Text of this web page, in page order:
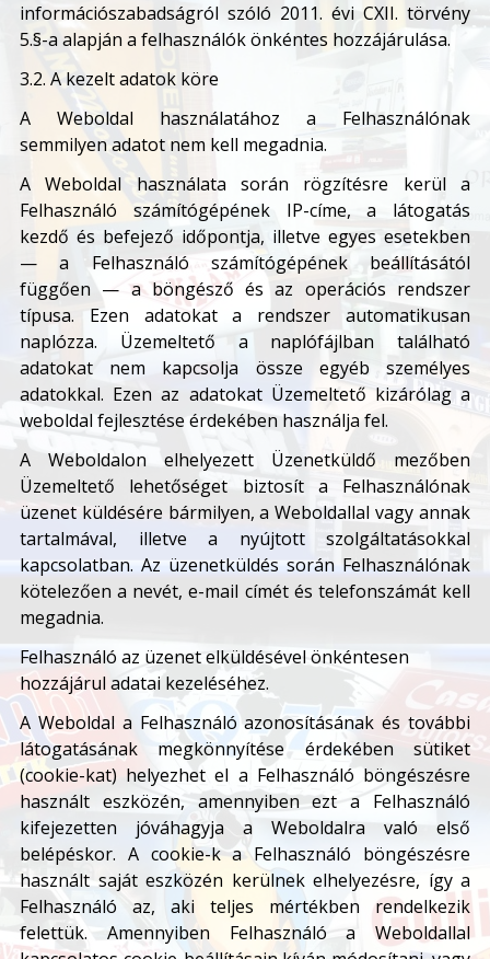
információszabadságról szóló 2011. évi CXII. törvény
5.§-a alapján a felhasználók önkéntes hozzájárulása.
3.2. A kezelt adatok köre
A Weboldal használatához a Felhasználónak
semmilyen adatot nem kell megadnia.
A Weboldal használata során rögzítésre kerül a
Felhasználó számítógépének IP-címe, a látogatás
kezdő és befejező időpontja, illetve egyes esetekben
— a Felhasználó számítógépének beállításától
függően — a böngésző és az operációs rendszer
típusa. Ezen adatokat a rendszer automatikusan
naplózza. Üzemeltető a naplófájlban található
adatokat nem kapcsolja össze egyéb személyes
adatokkal. Ezen az adatokat Üzemeltető kizárólag a
weboldal fejlesztése érdekében használja fel.
A Weboldalon elhelyezett Üzenetküldő mezőben
Üzemeltető lehetőséget biztosít a Felhasználónak
üzenet küldésére bármilyen, a Weboldallal vagy annak
tartalmával, illetve a nyújtott szolgáltatásokkal
kapcsolatban. Az üzenetküldés során Felhasználónak
kötelezően a nevét, e-mail címét és telefonszámát kell
megadnia.
Felhasználó az üzenet elküldésével önkéntesen
hozzájárul adatai kezeléséhez.
A Weboldal a Felhasználó azonosításának és további
látogatásának megkönnyítése érdekében sütiket
(cookie-kat) helyezhet el a Felhasználó böngészésre
használt eszközén, amennyiben ezt a Felhasználó
kifejezetten jóváhagyja a Weboldalra való első
belépéskor. A cookie-k a Felhasználó böngészésre
használt saját eszközén kerülnek elhelyezésre, így a
Felhasználó az, aki teljes mértékben rendelkezik
felettük. Amennyiben Felhasználó a Weboldallal